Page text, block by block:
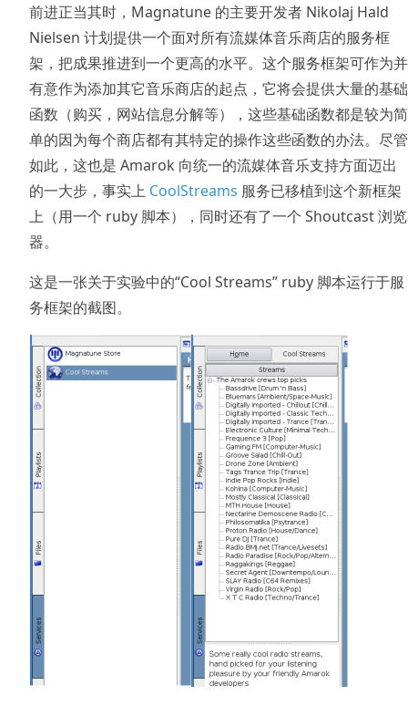
前进正当其时，Magnatune 的主要开发者 Nikolaj Hald
Nielsen 计划提供一个面对所有流媒体音乐商店的服务框
架，把成果推进到一个更高的水平。这个服务框架可作为并
有意作为添加其它音乐商店的起点，它将会提供大量的基础
函数（购买，网站信息分解等），这些基础函数都是较为简
单的因为每个商店都有其特定的操作这些函数的办法。尽管
如此，这也是 Amarok 向统一的流媒体音乐支持方面迈出
的一大步，事实上 CoolStreams 服务已移植到这个新框架
上（用一个 ruby 脚本），同时还有了一个 Shoutcast 浏览
器。
这是一张关于实验中的“Cool Streams” ruby 脚本运行于服
务框架的截图。